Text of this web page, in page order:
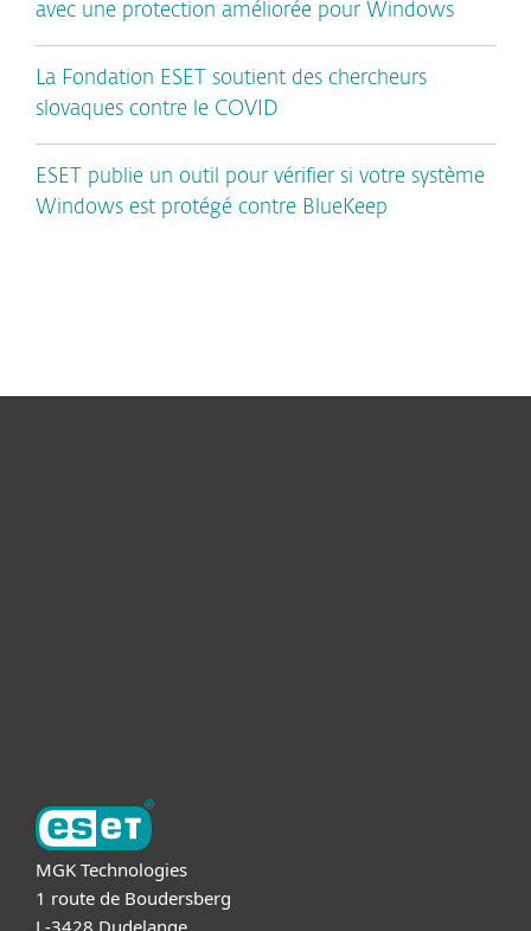
avec une protection améliorée pour Windows
La Fondation ESET soutient des chercheurs
slovaques contre le COVID
ESET publie un outil pour vérifier si votre système
Windows est protégé contre BlueKeep
MGK Technologies
1 route de Boudersberg
L-3428 Dudelange